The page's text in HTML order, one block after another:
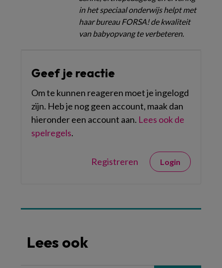
in het speciaal onderwijs helpt met
haar bureau FORSA! de kwaliteit
van babyopvang te verbeteren.
Geef je reactie
Om te kunnen reageren moet je ingelogd
zijn. Heb je nog geen account, maak dan
hieronder een account aan. Lees ook de
spelregels.
Registreren Login
Lees ook